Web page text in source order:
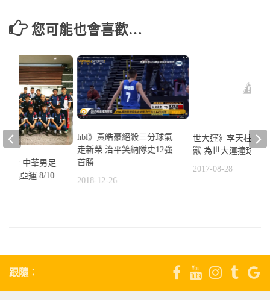
您可能也會喜歡…
hbl》黃皓豪絕殺三分球氣
走新榮 治平笑納隊史12強
首勝
2018-12-26
世大運》李天柱五
獸 為世大運撞球加
2017-08-28
52年 中華男足
加達亞運 8/10
跟隨：